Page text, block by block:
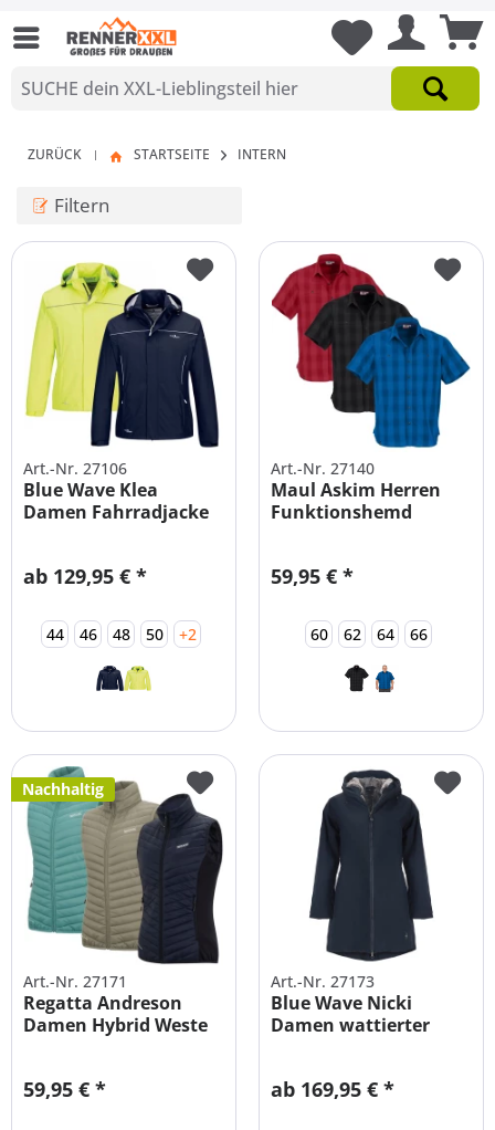
ZURÜCK | STARTSEITE INTERN
Filtern
Art.-Nr. 27106
Blue Wave Klea
Damen Fahrradjacke
ab 129,95 € *
44 46 48 50 +2
Art.-Nr. 27140
Maul Askim Herren
Funktionshemd
59,95 € *
60 62 64 66
Nachhaltig
Art.-Nr. 27171
Regatta Andreson
Damen Hybrid Weste
59,95 € *
Art.-Nr. 27173
Blue Wave Nicki
Damen wattierter
ab 169,95 € *